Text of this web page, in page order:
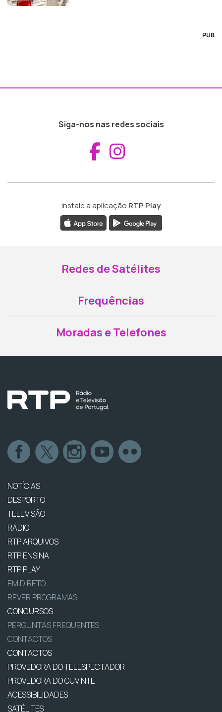
PUB
Siga-nos nas redes sociais
Aceder ao
Instale a aplicação RTP Play
Redes de Satélites
Frequências
Moradas e Telefones
NOTÍCIAS
DESPORTO
TELEVISÃO
RÁDIO
RTP ARQUIVOS
RTP ENSINA
RTP PLAY
EM DIRETO
REVER PROGRAMAS
CONCURSOS
PERGUNTAS FREQUENTES
CONTACTOS
CONTACTOS
PROVEDORA DO TELESPECTADOR
PROVEDORA DO OUVINTE
ACESSIBILIDADES
SATÉLITES